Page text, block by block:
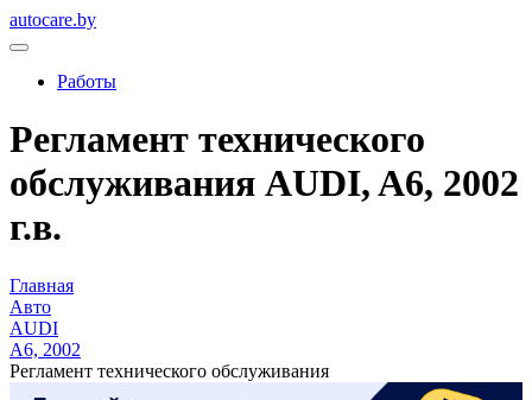
autocare.by
Работы
Регламент технического
обслуживания AUDI, A6, 2002
г.в.
Главная
Авто
AUDI
A6, 2002
Регламент технического обслуживания